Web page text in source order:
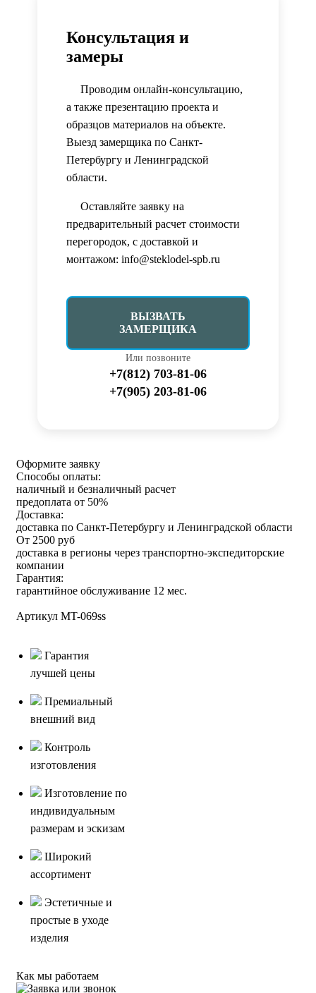
Консультация и
замеры
Проводим онлайн-консультацию,
а также презентацию проекта и
образцов материалов на объекте.
Выезд замерщика по Санкт-
Петербургу и Ленинградской
области.
Оставляйте заявку на
предварительный расчет стоимости
перегородок, с доставкой и
монтажом: info@steklodel-spb.ru
ВЫЗВАТЬ
ЗАМЕРЩИКА
Или позвоните
+7(812) 703-81-06
+7(905) 203-81-06
Способы оплаты:
наличный и безналичный расчет
предоплата от 50%
Доставка:
доставка по Санкт-Петербургу и Ленинградской области
От 2500 руб
доставка в регионы через транспортно-экспедиторские
компании
Гарантия:
гарантийное обслуживание 12 мес.
Оформите заявку
Артикул MT-069ss
Гарантия
лучшей цены
Премиальный
внешний вид
Контроль
изготовления
Изготовление по
индивидуальным
размерам и эскизам
Широкий
ассортимент
Эстетичные и
простые в уходе
изделия
Как мы работаем